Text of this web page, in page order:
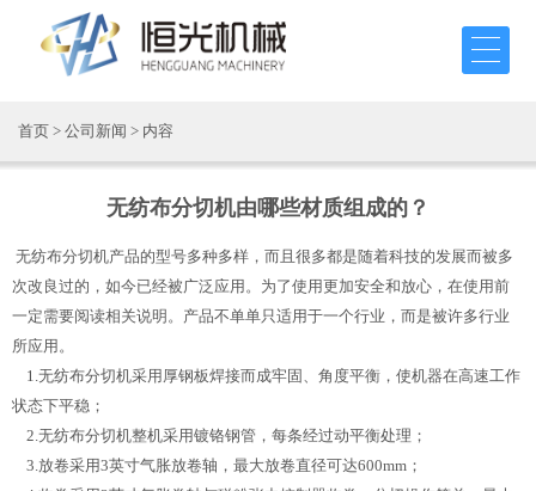
首页 > 公司新闻 > 内容
无纺布分切机由哪些材质组成的？
无纺布分切机产品的型号多种多样，而且很多都是随着科技的发展而被多
次改良过的，如今已经被广泛应用。为了使用更加安全和放心，在使用前
一定需要阅读相关说明。产品不单单只适用于一个行业，而是被许多行业
所应用。
1.无纺布分切机采用厚钢板焊接而成牢固、角度平衡，使机器在高速工作
状态下平稳；
2.无纺布分切机整机采用镀铬钢管，每条经过动平衡处理；
3.放卷采用3英寸气胀放卷轴，最大放卷直径可达600mm；